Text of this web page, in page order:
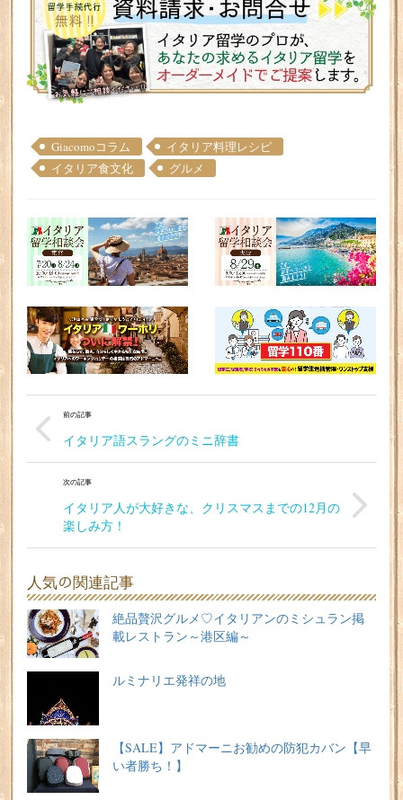
Giacomoコラム
イタリア料理レシピ
イタリア食文化
グルメ
前の記事
イタリア語スラングのミニ辞書
次の記事
イタリア人が大好きな、クリスマスまでの12月の
楽しみ方！
人気の関連記事
絶品贅沢グルメ♡イタリアンのミシュラン掲
載レストラン～港区編～
ルミナリエ発祥の地
【SALE】アドマーニお勧めの防犯カバン【早
い者勝ち！】